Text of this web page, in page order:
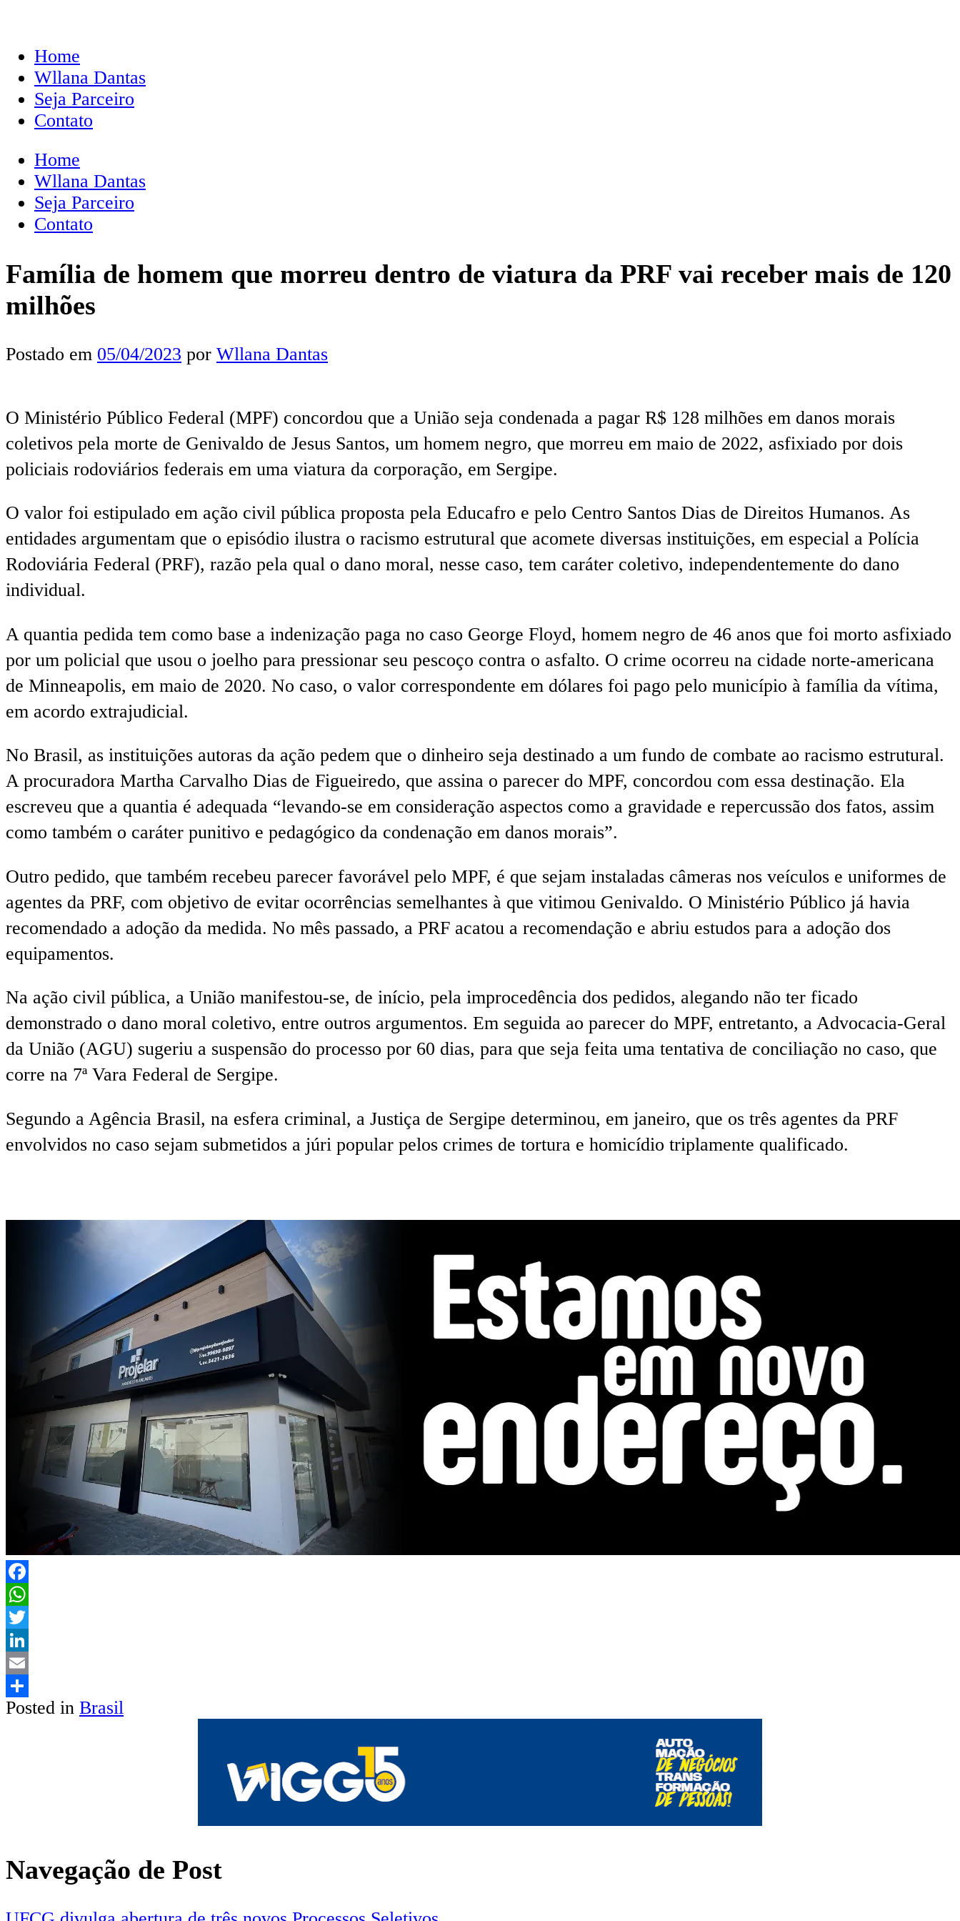
Home
Wllana Dantas
Seja Parceiro
Contato
Home
Wllana Dantas
Seja Parceiro
Contato
Família de homem que morreu dentro de viatura da PRF vai receber mais de 120
milhões
Postado em 05/04/2023 por Wllana Dantas
O Ministério Público Federal (MPF) concordou que a União seja condenada a pagar R$ 128 milhões em danos morais
coletivos pela morte de Genivaldo de Jesus Santos, um homem negro, que morreu em maio de 2022, asfixiado por dois
policiais rodoviários federais em uma viatura da corporação, em Sergipe.
O valor foi estipulado em ação civil pública proposta pela Educafro e pelo Centro Santos Dias de Direitos Humanos. As
entidades argumentam que o episódio ilustra o racismo estrutural que acomete diversas instituições, em especial a Polícia
Rodoviária Federal (PRF), razão pela qual o dano moral, nesse caso, tem caráter coletivo, independentemente do dano
individual.
A quantia pedida tem como base a indenização paga no caso George Floyd, homem negro de 46 anos que foi morto asfixiado
por um policial que usou o joelho para pressionar seu pescoço contra o asfalto. O crime ocorreu na cidade norte-americana
de Minneapolis, em maio de 2020. No caso, o valor correspondente em dólares foi pago pelo município à família da vítima,
em acordo extrajudicial.
No Brasil, as instituições autoras da ação pedem que o dinheiro seja destinado a um fundo de combate ao racismo estrutural.
A procuradora Martha Carvalho Dias de Figueiredo, que assina o parecer do MPF, concordou com essa destinação. Ela
escreveu que a quantia é adequada “levando-se em consideração aspectos como a gravidade e repercussão dos fatos, assim
como também o caráter punitivo e pedagógico da condenação em danos morais”.
Outro pedido, que também recebeu parecer favorável pelo MPF, é que sejam instaladas câmeras nos veículos e uniformes de
agentes da PRF, com objetivo de evitar ocorrências semelhantes à que vitimou Genivaldo. O Ministério Público já havia
recomendado a adoção da medida. No mês passado, a PRF acatou a recomendação e abriu estudos para a adoção dos
equipamentos.
Na ação civil pública, a União manifestou-se, de início, pela improcedência dos pedidos, alegando não ter ficado
demonstrado o dano moral coletivo, entre outros argumentos. Em seguida ao parecer do MPF, entretanto, a Advocacia-Geral
da União (AGU) sugeriu a suspensão do processo por 60 dias, para que seja feita uma tentativa de conciliação no caso, que
corre na 7ª Vara Federal de Sergipe.
Segundo a Agência Brasil, na esfera criminal, a Justiça de Sergipe determinou, em janeiro, que os três agentes da PRF
envolvidos no caso sejam submetidos a júri popular pelos crimes de tortura e homicídio triplamente qualificado.
Facebook
WhatsApp
Twitter
LinkedIn
Email
Share
Posted in Brasil
Navegação de Post